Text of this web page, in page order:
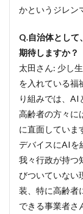
かというジレン
Q.自治体として
期待しますか？
太田さん: 少し
を入れている福
り組みでは、AI
高齢者の方々に
に直面していま
デバイスにAIを
我々行政が持つ
びついていない
装、特に高齢者
できる事業者さ